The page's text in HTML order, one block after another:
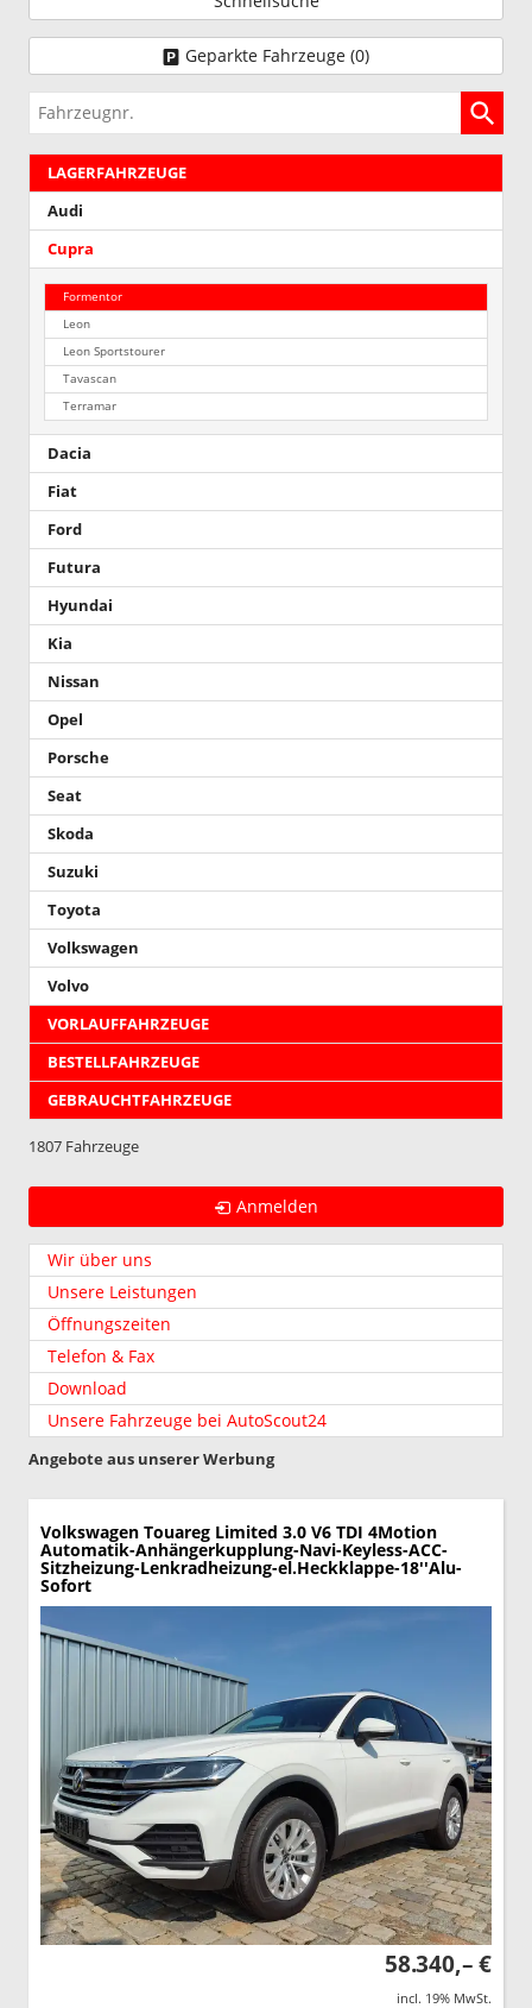
Geparkte Fahrzeuge (0)
Fahrzeugnr.
LAGERFAHRZEUGE
Audi
Cupra
Formentor
Leon
Leon Sportstourer
Tavascan
Terramar
Dacia
Fiat
Ford
Futura
Hyundai
Kia
Nissan
Opel
Porsche
Seat
Skoda
Suzuki
Toyota
Volkswagen
Volvo
VORLAUFFAHRZEUGE
BESTELLFAHRZEUGE
GEBRAUCHTFAHRZEUGE
1807 Fahrzeuge
Anmelden
Wir über uns
Unsere Leistungen
Öffnungszeiten
Telefon & Fax
Download
Unsere Fahrzeuge bei AutoScout24
Angebote aus unserer Werbung
Volkswagen Touareg Limited 3.0 V6 TDI 4Motion
Automatik-Anhängerkupplung-Navi-Keyless-ACC-
Sitzheizung-Lenkradheizung-el.Heckklappe-18''Alu-
Sofort
58.340,– €
incl. 19% MwSt.